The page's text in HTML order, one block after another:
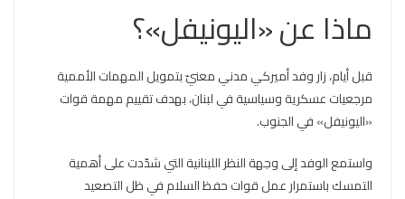
ماذا عن «اليونيفل»؟
قبل أيام، زار وفد أميركي مدني معنيّ بتمويل المهمات الأممية
مرجعيات عسكرية وسياسية في لبنان، بهدف تقييم مهمة قوات
«اليونيفل» في الجنوب.
واستمع الوفد إلى وجهة النظر اللبنانية التي شدّدت على أهمية
التمسك باستمرار عمل قوات حفظ السلام في ظل التصعيد